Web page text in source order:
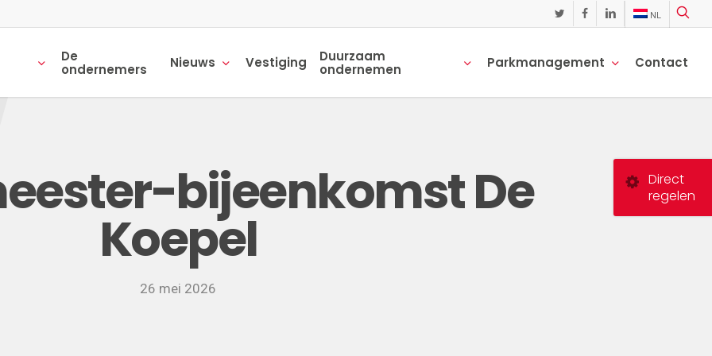
twitter facebooklinkedin NL
De
ondernemers
Nieuws Vestiging
Duurzaam
ondernemen
Parkmanagement Contact
bijeenkomst De
Koepel
26 mei 2026
Direct
regelen